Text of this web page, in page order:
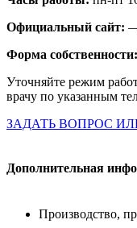
Официальный сайт:
Форма собственности:
Уточняйте режим
врачу по указанным
ЗАДАТЬ ВОПРОС
Дополнительная
Производство,